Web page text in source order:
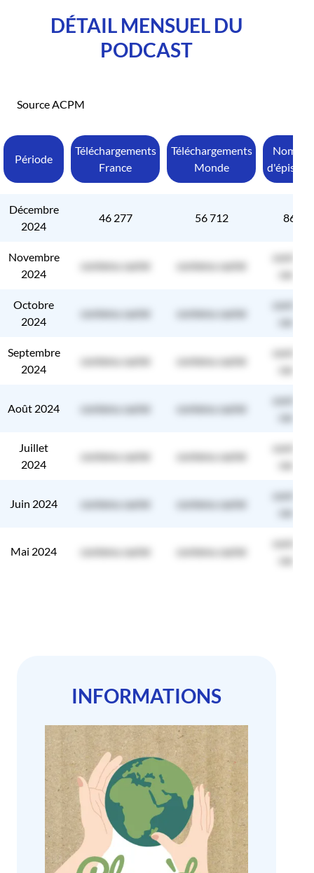
DÉTAIL MENSUEL DU
PODCAST
Source ACPM
Période
Téléchargements
France
Téléchargements
Monde
Nombre
Décembre
2024
46 277 56 712 860
Novembre
2024
contenu caché contenu caché
contenu
caché
Octobre
2024
contenu caché contenu caché
contenu
caché
Septembre
2024
contenu caché contenu caché
contenu
caché
Août 2024 contenu caché contenu caché
contenu
caché
Juillet
2024
contenu caché contenu caché
contenu
caché
Juin 2024 contenu caché contenu caché
contenu
caché
Mai 2024 contenu caché contenu caché
contenu
caché
INFORMATIONS